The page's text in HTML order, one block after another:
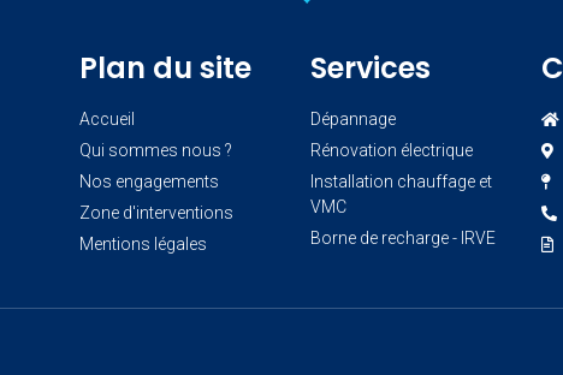
Plan du site
Accueil
Qui sommes nous ?
Nos engagements
Zone d'interventions
Mentions légales
Services
Dépannage
Rénovation électrique
Installation chauffage et
VMC
Borne de recharge - IRVE